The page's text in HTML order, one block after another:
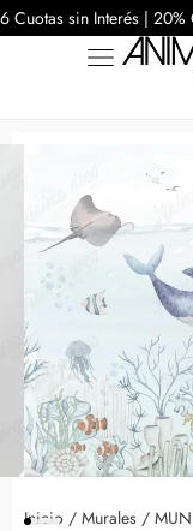
6 Cuotas sin Interés | 20%
Inicio / Murales /